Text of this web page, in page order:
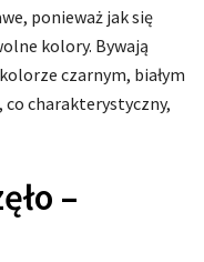
ponieważ jak się
kolory. Bywają
czarnym, białym
co charakterystyczny,
–